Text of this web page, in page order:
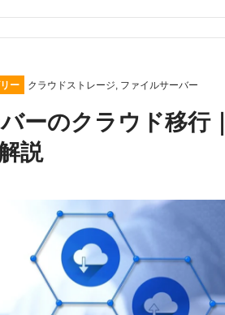
ー クラウドストレージ, ファイルサーバー
ーのクラウド移行
説